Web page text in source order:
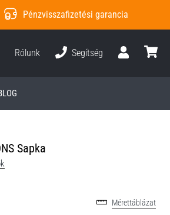
Pénzvisszafizetési garancia
Rólunk
Segítség
Sapka
Mérettáblázat